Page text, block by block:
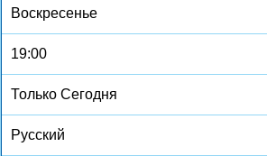
Воскресенье
19:00
Только Сегодня
Русский